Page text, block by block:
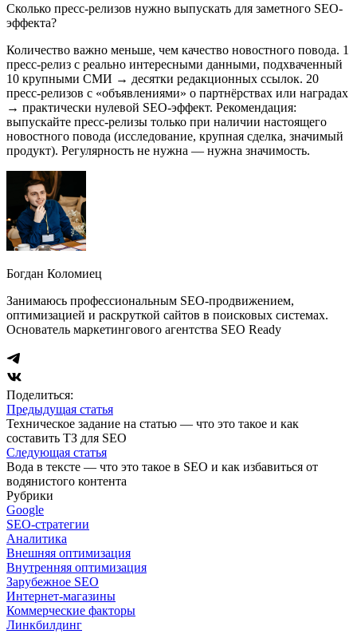
Сколько пресс-релизов нужно выпускать для заметного SEO-
эффекта?
Количество важно меньше, чем качество новостного повода. 1
пресс-релиз с реально интересными данными, подхваченный
10 крупными СМИ → десятки редакционных ссылок. 20
пресс-релизов с «объявлениями» о партнёрствах или наградах
→ практически нулевой SEO-эффект. Рекомендация:
выпускайте пресс-релизы только при наличии настоящего
новостного повода (исследование, крупная сделка, значимый
продукт). Регулярность не нужна — нужна значимость.
Богдан Коломиец
Занимаюсь профессиональным SEO-продвижением,
оптимизацией и раскруткой сайтов в поисковых системах.
Основатель маркетингового агентства SEO Ready
Поделиться:
Предыдущая статья
Техническое задание на статью — что это такое и как
составить ТЗ для SEO
Следующая статья
Вода в тексте — что это такое в SEO и как избавиться от
водянистого контента
Рубрики
Google
SEO-стратегии
Аналитика
Внешняя оптимизация
Внутренняя оптимизация
Зарубежное SEO
Интернет-магазины
Коммерческие факторы
Линкбилдинг